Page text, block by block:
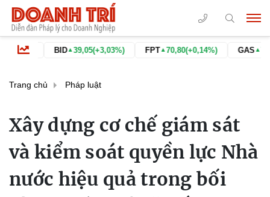
BID▲39,05 (+3,03%) FPT▲70,80 (+0,14%) GAS▲74,60 (+6,88%)
Trang chủ Pháp luật
Xây dựng cơ chế giám sát
và kiểm soát quyền lực Nhà
nước hiệu quả trong bối